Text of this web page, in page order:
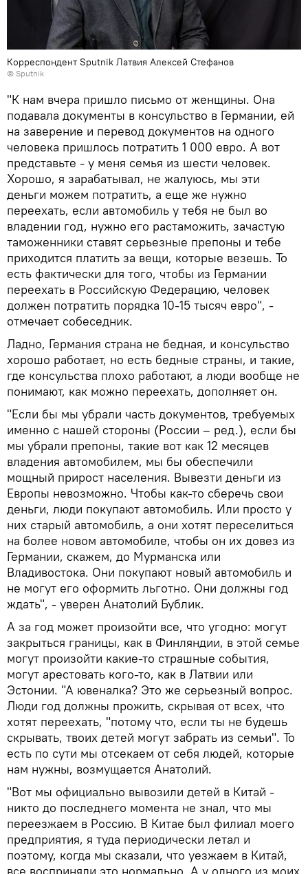
Корреспондент Sputnik Латвия Алексей Стефанов
© Sputnik
"К нам вчера пришло письмо от женщины. Она
подавала документы в консульство в Германии, ей
на заверение и перевод документов на одного
человека пришлось потратить 1 000 евро. А вот
представьте - у меня семья из шести человек.
Хорошо, я зарабатывал, не жалуюсь, мы эти
деньги можем потратить, а еще же нужно
переехать, если автомобиль у тебя не был во
владении год, нужно его растаможить, зачастую
таможенники ставят серьезные препоны и тебе
приходится платить за вещи, которые везешь. То
есть фактически для того, чтобы из Германии
переехать в Российскую Федерацию, человек
должен потратить порядка 10-15 тысяч евро", -
отмечает собеседник.
Ладно, Германия страна не бедная, и консульство
хорошо работает, но есть бедные страны, и такие,
где консульства плохо работают, а люди вообще не
понимают, как можно переехать, дополняет он.
"Если бы мы убрали часть документов, требуемых
именно с нашей стороны (России – ред.), если бы
мы убрали препоны, такие вот как 12 месяцев
владения автомобилем, мы бы обеспечили
мощный прирост населения. Вывезти деньги из
Европы невозможно. Чтобы как-то сберечь свои
деньги, люди покупают автомобиль. Или просто у
них старый автомобиль, а они хотят переселиться
на более новом автомобиле, чтобы он их довез из
Германии, скажем, до Мурманска или
Владивостока. Они покупают новый автомобиль и
не могут его оформить льготно. Они должны год
ждать", - уверен Анатолий Бублик.
А за год может произойти все, что угодно: могут
закрыться границы, как в Финляндии, в этой семье
могут произойти какие-то страшные события,
могут арестовать кого-то, как в Латвии или
Эстонии. "А ювеналка? Это же серьезный вопрос.
Люди год должны прожить, скрывая от всех, что
хотят переехать, "потому что, если ты не будешь
скрывать, твоих детей могут забрать из семьи". То
есть по сути мы отсекаем от себя людей, которые
нам нужны, возмущается Анатолий.
"Вот мы официально вывозили детей в Китай -
никто до последнего момента не знал, что мы
переезжаем в Россию. В Китае был филиал моего
предприятия, я туда периодически летал и
поэтому, когда мы сказали, что уезжаем в Китай,
все восприняли это нормально. А у одного из моих